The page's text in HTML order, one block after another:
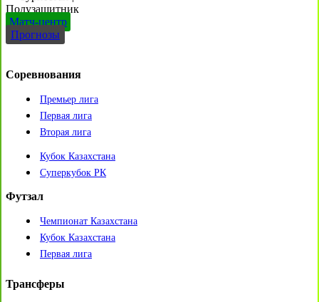
Полузащитник
Матч-центр
Прогнозы
Соревнования
Премьер лига
Первая лига
Вторая лига
Кубок Казахстана
Суперкубок РК
Футзал
Чемпионат Казахстана
Кубок Казахстана
Первая лига
Трансферы